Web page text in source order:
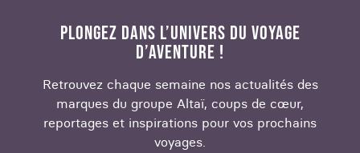
PLONGEZ DANS L’UNIVERS DU VOYAGE
D’AVENTURE !
Retrouvez chaque semaine nos actualités des
marques du groupe Altaï, coups de cœur,
reportages et inspirations pour vos prochains
voyages.